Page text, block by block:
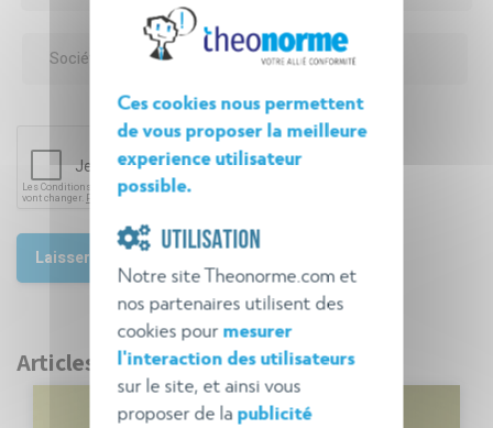
Articles récents
Ces cookies nous permettent
de vous proposer la meilleure
experience utilisateur
possible.
UTILISATION
Notre site Theonorme.com et
nos partenaires utilisent des
cookies pour mesurer
l'interaction des utilisateurs
sur le site, et ainsi vous
proposer de la publicité